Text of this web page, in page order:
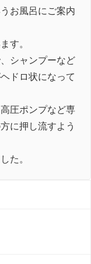
お風呂にご案内
す。
シャンプーなど
ドロ状になって
圧ポンプなど専
に押し流すよう
た。